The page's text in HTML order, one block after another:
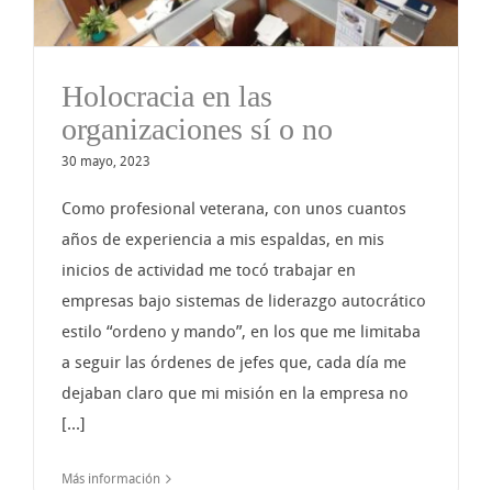
Holocracia en las
organizaciones sí o no
30 mayo, 2023
Como profesional veterana, con unos cuantos
años de experiencia a mis espaldas, en mis
inicios de actividad me tocó trabajar en
empresas bajo sistemas de liderazgo autocrático
estilo “ordeno y mando”, en los que me limitaba
a seguir las órdenes de jefes que, cada día me
dejaban claro que mi misión en la empresa no
[...]
Más información